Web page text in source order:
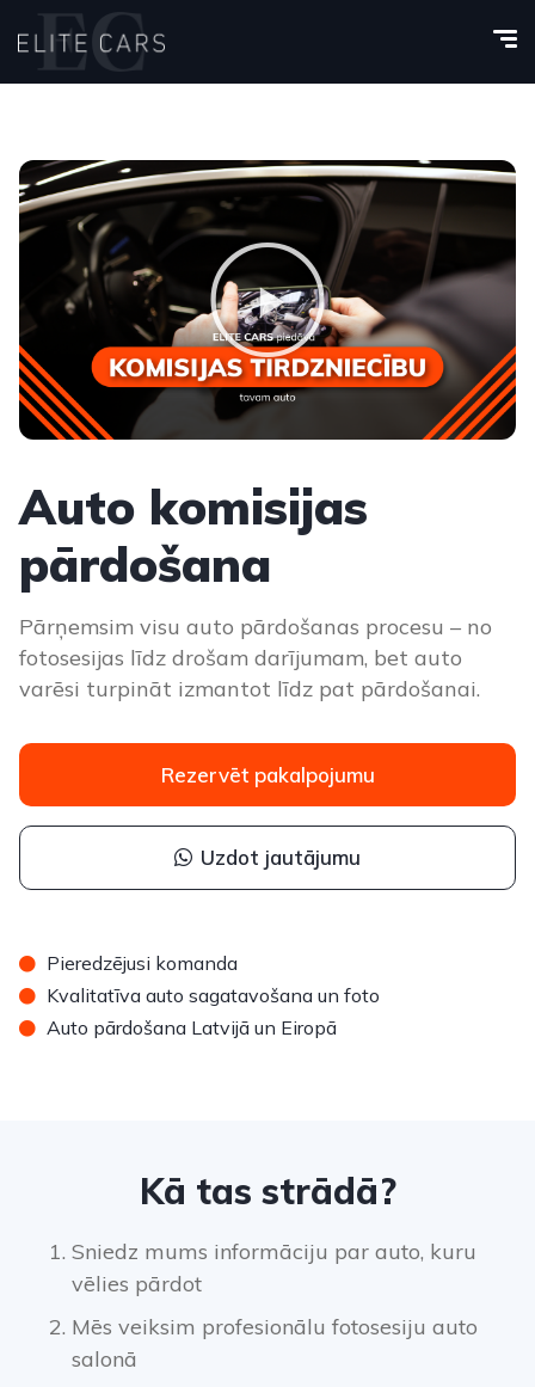
Auto komisijas
pārdošana
Pārņemsim visu auto pārdošanas procesu – no
fotosesijas līdz drošam darījumam, bet auto
varēsi turpināt izmantot līdz pat pārdošanai.
Rezervēt pakalpojumu
Uzdot jautājumu
Pieredzējusi komanda
Kvalitatīva auto sagatavošana un foto
Auto pārdošana Latvijā un Eiropā
Kā tas strādā?
Sniedz mums informāciju par auto, kuru
vēlies pārdot
Mēs veiksim profesionālu fotosesiju auto
salonā